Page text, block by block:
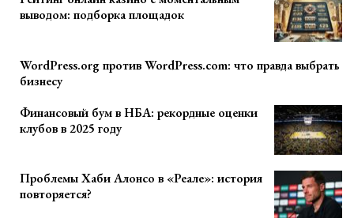
выводом: подборка площадок
WordPress.org против WordPress.com: что правда выбрать
бизнесу
Финансовый бум в НБА: рекордные оценки
клубов в 2025 году
Проблемы Хаби Алонсо в «Реале»: история
повторяется?